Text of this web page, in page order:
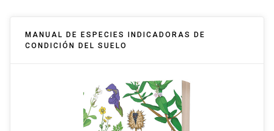
MANUAL DE ESPECIES INDICADORAS DE
CONDICIÓN DEL SUELO